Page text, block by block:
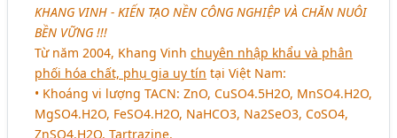
KHANG VINH -KIẾN TẠO NỀN CÔNG NGHIỆP VÀ CHĂN NUÔI
BỀN VỮNG!!!
Từ năm 2004, Khang Vinhchuyên nhập khẩu và phân
phối hóa chất, phụ gia uy tín tại Việt Nam:
• Khoáng vi lượng TACN: ZnO, CuSO4.5H2O, MnSO4.H2O,
MgSO4.H2O, FeSO4.H2O, NaHCO3, Na2SeO3, CoSO4,
ZnSO4.H2O, Tartrazine.